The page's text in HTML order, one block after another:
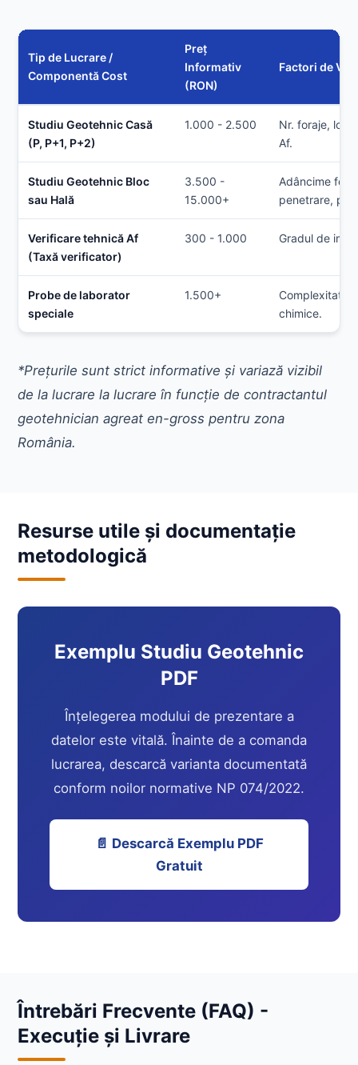
Tip de Lucrare /
Componentă Cost
Preț
Informativ
(RON)
Factori de
Studiu Geotehnic Casă
(P, P+1, P+2)
1.000 - 2.500
Nr. foraje,
Af.
Studiu Geotehnic Bloc
sau Hală
3.500 -
15.000+
Adâncime
penetrare,
Verificare tehnică Af
(Taxă verificator)
300 - 1.000 Gradul de
Probe de laborator
speciale
1.500+
chimice.
*Prețurile sunt strict informative și variază vizibil
de la lucrare la lucrare în funcție de contractantul
geotehnician agreat en-gross pentru zona
România.
Resurse utile și documentație
metodologică
Exemplu Studiu Geotehnic
PDF
Înțelegerea modului de prezentare a
datelor este vitală. Înainte de a comanda
lucrarea, descarcă varianta documentată
conform noilor normative NP 074/2022.
📄 Descarcă Exemplu PDF
Gratuit
Întrebări Frecvente (FAQ) -
Execuție și Livrare